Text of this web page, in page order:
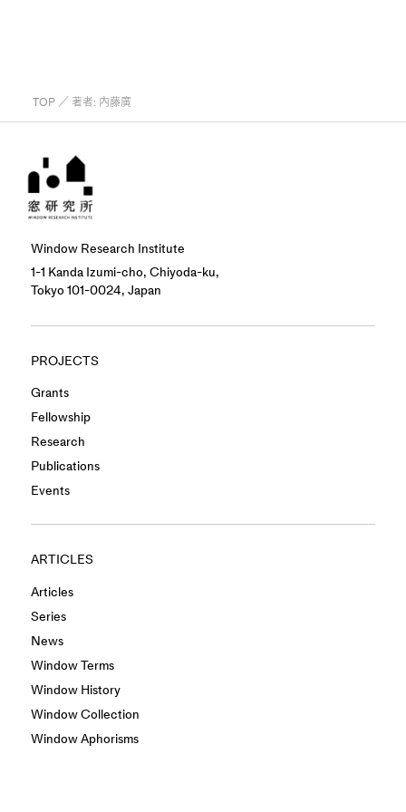
TOP／ 著者: 内藤廣
Window Research Institute
1-1 Kanda Izumi-cho, Chiyoda-ku,
Tokyo 101-0024, Japan
PROJECTS
Grants
Fellowship
Research
Publications
Events
ARTICLES
Articles
Series
News
Window Terms
Window History
Window Collection
Window Aphorisms